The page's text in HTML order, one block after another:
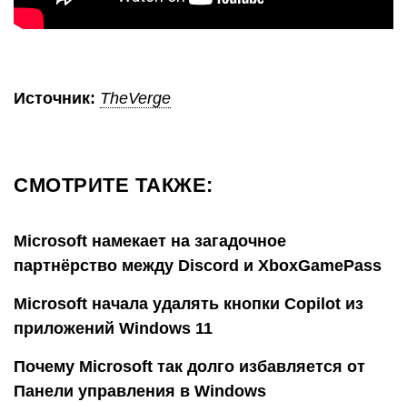
Источник: TheVerge
СМОТРИТЕ ТАКЖЕ:
Microsoft намекает на загадочное
партнёрство между Discord и XboxGamePass
Microsoft начала удалять кнопки Copilot из
приложений Windows 11
Почему Microsoft так долго избавляется от
Панели управления в Windows